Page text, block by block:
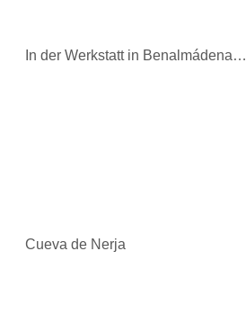
In der Werkstatt in Benalmádena…
Cueva de Nerja